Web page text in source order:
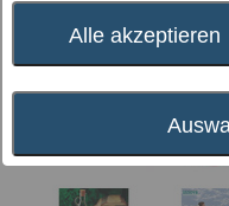
Alle akzeptieren